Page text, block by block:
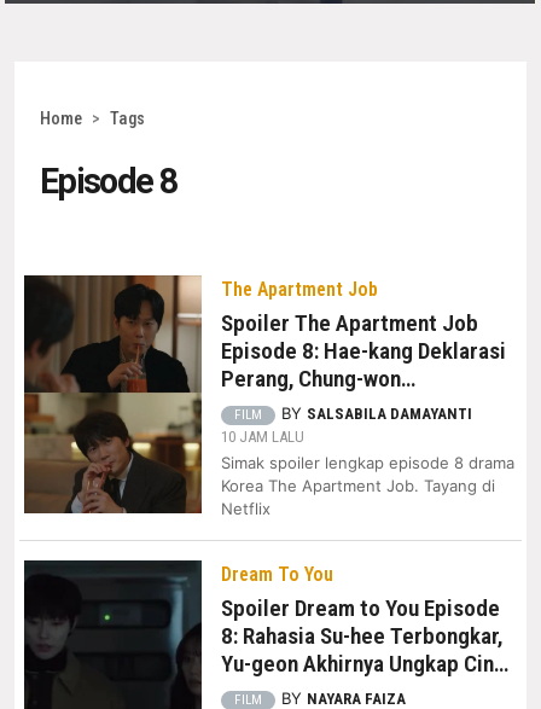
Home > Tags
Episode 8
The Apartment Job
Spoiler The Apartment Job
Episode 8: Hae-kang Deklarasi
Perang, Chung-won
Perintahkan Ha-jeong Dibunuh
FILM BY SALSABILA DAMAYANTI
10 JAM LALU
Simak spoiler lengkap episode 8 drama
Korea The Apartment Job. Tayang di
Netflix
Dream To You
Spoiler Dream to You Episode
8: Rahasia Su-hee Terbongkar,
Yu-geon Akhirnya Ungkap Cinta
kepada Ha-na
FILM BY NAYARA FAIZA